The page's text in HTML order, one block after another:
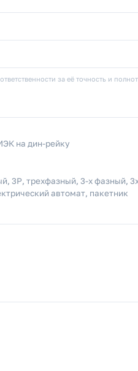
за её точность и
на дин-рейку
3Р, трехфазный, 3-х фазный,
автомат, пакетник